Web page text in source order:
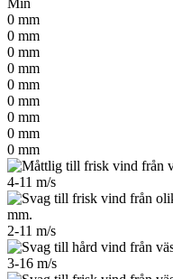
0 mm
0 mm
0 mm
0 mm
0 mm
0 mm
0 mm
0 mm
0 mm
4-11 m/s
2-11 m/s
3-16 m/s